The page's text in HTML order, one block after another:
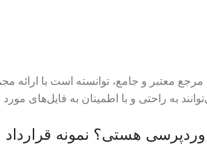
معتبر و جامع، توانسته است با ارائه
به راحتی و با اطمینان به فایل‌های
وردپرسی هستی؟ نمونه